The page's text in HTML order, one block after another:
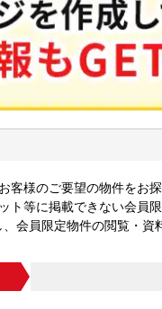
様のご要望の物件をお探
等に掲載できない会員
会員限定物件の閲覧・資